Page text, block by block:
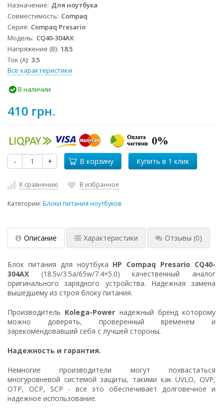
Назначение Для ноутбука
Совместимость Compaq
Серия Compaq Presario
Модель CQ40-304AX
Напряжение (В) 18.5
Ток (А) 3.5
Все характеристики
В наличии
410 грн.
- + В корзину
К сравнению В избранное
Категории: Блоки питания ноутбуков
Описание Характеристики Отзывы (0)
Блок питания для ноутбука HP Compaq Presario CQ40-
304AX (18.5v/3.5a/65w/7.4×5.0) качественный аналог
оригинального зарядного устройства. Надежная замена
вышедшему из строя блоку питания.
Производитель Kolega-Power надежный бренд которому
можно доверять, проверенный временем и
зарекомендовавший себя с лучшей стороны.
Надежность и гарантия.
Немногие производители могут похвастаться
многуровневой системой защиты, такими как UVLO, OVP,
OTP, OCP, SCP - все это обеспечивает долговечное и
надежное использование.